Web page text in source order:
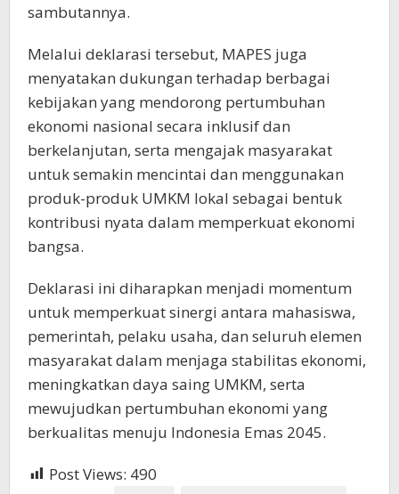
sambutannya.
Melalui deklarasi tersebut, MAPES juga
menyatakan dukungan terhadap berbagai
kebijakan yang mendorong pertumbuhan
ekonomi nasional secara inklusif dan
berkelanjutan, serta mengajak masyarakat
untuk semakin mencintai dan menggunakan
produk-produk UMKM lokal sebagai bentuk
kontribusi nyata dalam memperkuat ekonomi
bangsa.
Deklarasi ini diharapkan menjadi momentum
untuk memperkuat sinergi antara mahasiswa,
pemerintah, pelaku usaha, dan seluruh elemen
masyarakat dalam menjaga stabilitas ekonomi,
meningkatkan daya saing UMKM, serta
mewujudkan pertumbuhan ekonomi yang
berkualitas menuju Indonesia Emas 2045.
Post Views: 490